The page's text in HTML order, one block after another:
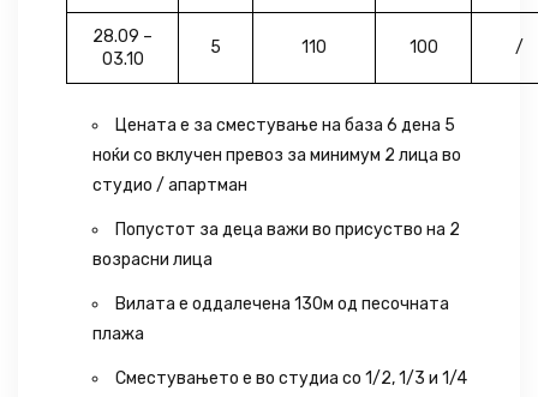
28.09 –
03.10
5 110 100 /
Цената е за сместување на база 6 дена 5
ноќи со вклучен превоз за минимум 2 лица во
студио / апартман
Попустот за деца важи во присуство на 2
возрасни лица
Вилата е оддалечена 130м од песочната
плажа
Сместувањето е во студиа со 1/2, 1/3 и 1/4